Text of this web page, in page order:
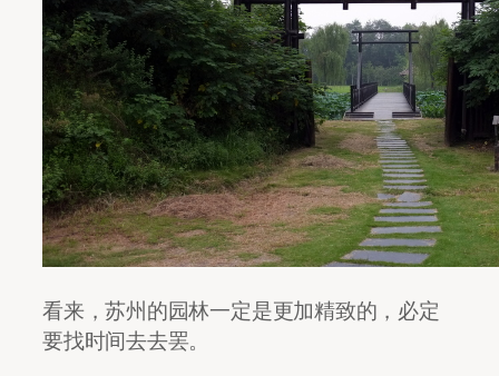
看来，苏州的园林一定是更加精致的，必定
要找时间去去罢。